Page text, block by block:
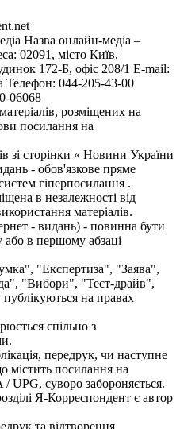
Назва онлайн-медіа –
02091, місто Київ,
172-Б, офіс 208/1 E-mail:
Телефон: 044-205-43-00
06068
розміщених на
посилання на
зі сторінки « Новини України
- обов'язкове пряме
гіперпосилання .
в незалежності від
матеріалів.
- видань) - повинна бути
або в першому абзаці
"Експертиза", "Заява",
"Вибори", "Тест-драйв",
на правах
спільно з
передрук, чи наступне
містить посилання на
UPG, суворо забороняється.
Я-Корреспондент є автор
та відтворення